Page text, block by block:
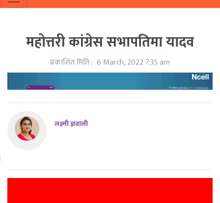
महोत्तरी कांग्रेस सभापतिमा यादव
प्रकाशित मिति : 6 March, 2022 7:35 am
लक्ष्मी ज्ञवाली